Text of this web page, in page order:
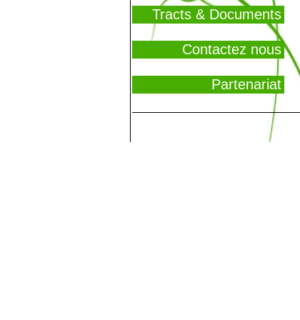
Tracts & Documents
Contactez nous
Partenariat